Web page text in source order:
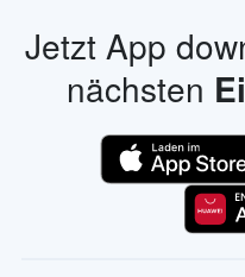
Jetzt App
nächsten